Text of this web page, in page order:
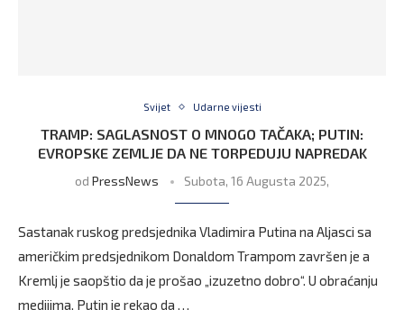
Svijet Udarne vijesti
TRAMP: SAGLASNOST O MNOGO TAČAKA; PUTIN:
EVROPSKE ZEMLJE DA NE TORPEDUJU NAPREDAK
od PressNews Subota, 16 Augusta 2025,
Sastanak ruskog predsjednika Vladimira Putina na Aljasci sa
američkim predsjednikom Donaldom Trampom završen je a
Kremlj je saopštio da je prošao „izuzetno dobro“. U obraćanju
medijima, Putin je rekao da …